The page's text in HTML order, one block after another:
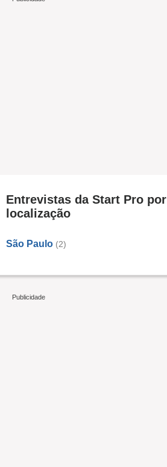
Entrevistas da Start Pro por
localização
São Paulo (2)